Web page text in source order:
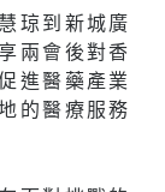
琼到新城廣
兩會後對香
進醫藥產業
的醫療服務